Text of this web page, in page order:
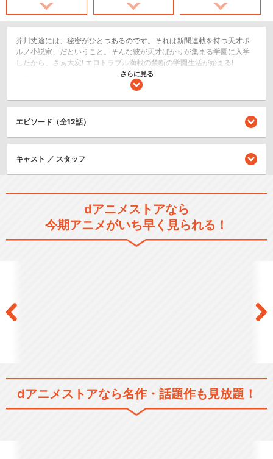
芥川丈途には、秘密がひとつあるのです。それは新聞連載を持つ天才ポ
ルノ小説家、だということ。そんな彼が天才ばかりが集まる学園に入学
したから、さぁ大変! エロトラブル満載の禁断の学園生活が始まる!
さらに見る
閉じる
エピソード（全12話）
キャスト ／ スタッフ
dアニメストアなら
今期アニメがいち早く見られる！
dアニメストアなら名作・話題作も見放題！